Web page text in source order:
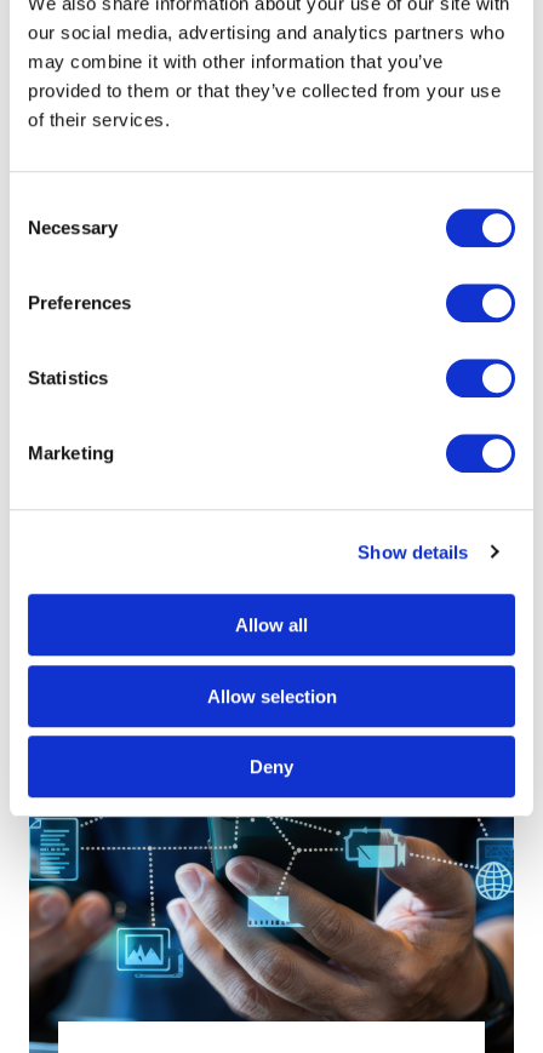
our social media, advertising and analytics partners who
may combine it with other information that you’ve
provided to them or that they’ve collected from your use
of their services.
Selection
Necessary
Preferences
Statistics
Marketing
Show details
Allow all
Allow selection
Deny
In Zeiten steigender (Cyber-) Bedrohungen ist unser
zertifiziertes Informationssicherheits-
Managementsystem (ISMS) nachISO/IEC 27001:2022
die perfekte Lösung für eine effiziente und effektive
Umsetzung einer ganzheitlichen Sicherheitsstrategie.